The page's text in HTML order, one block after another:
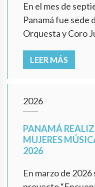
En el mes de
Panamá fue sede
Orquesta y Coro
LEER MÁS
2026
PANAMÁ
MUJERES
2026
En marzo de 2026